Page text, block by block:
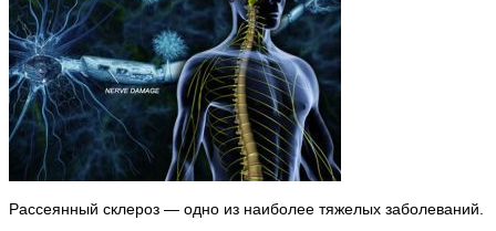
Рассеянный склероз — одно из наиболее тяжелых заболеваний.